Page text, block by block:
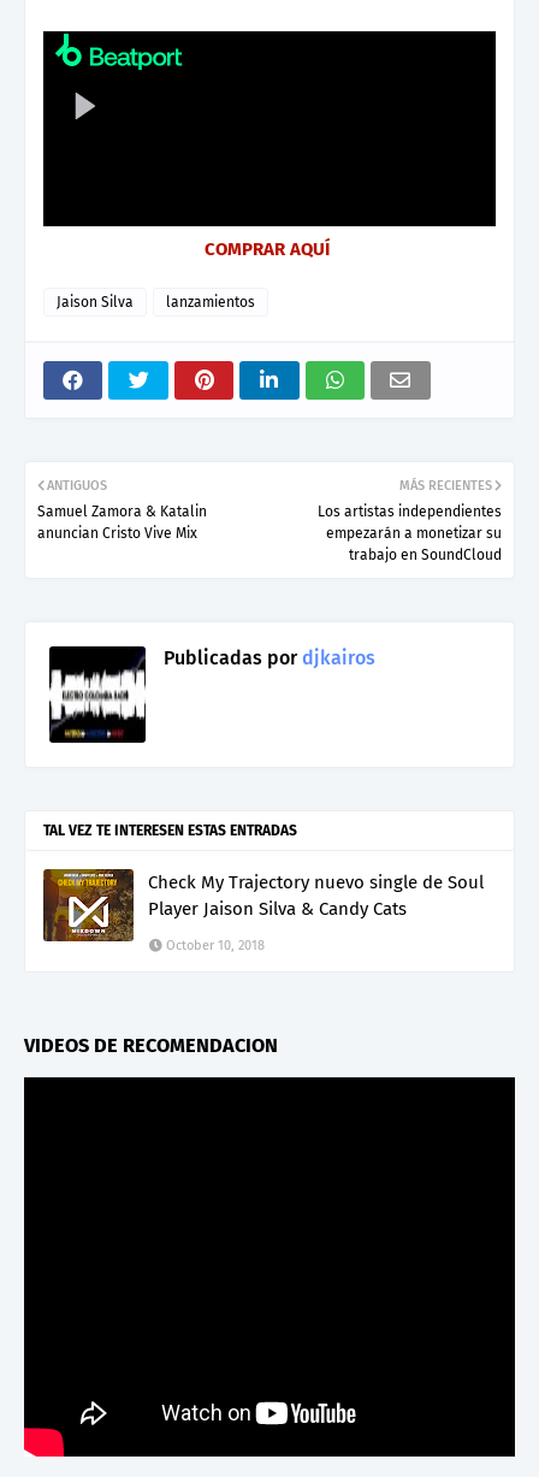
COMPRAR AQUÍ
Jaison Silva lanzamientos
MÁS RECIENTES
Los artistas independientes
empezarán a monetizar su
trabajo en SoundCloud
ANTIGUOS
Samuel Zamora & Katalin
anuncian Cristo Vive Mix
Publicadas pordjkairos
TAL VEZ TE INTERESEN ESTAS ENTRADAS
Check My Trajectory nuevo single de Soul
Player Jaison Silva & Candy Cats
October 10, 2018
VIDEOS DE RECOMENDACION